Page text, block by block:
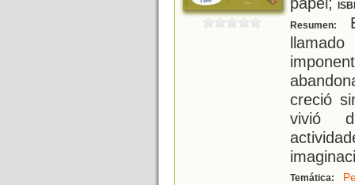
Resumen:
creció
vivió
Temática: